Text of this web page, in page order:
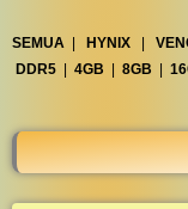
SEMUA HYNIX
DDR5
4GB 8GB